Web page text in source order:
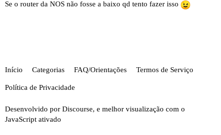
Se o router da NOS não fosse a baixo qd tento fazer isso
Início Categorias FAQ/Orientações Termos de Serviço
Política de Privacidade
Desenvolvido por Discourse, e melhor visualização com o
JavaScript ativado